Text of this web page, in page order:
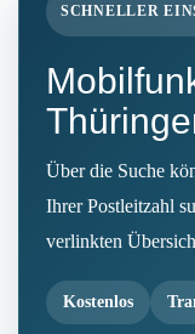
SCHNELLER
Über die Suche
Ihrer Postleitzahl
verlinkten
Kostenlos